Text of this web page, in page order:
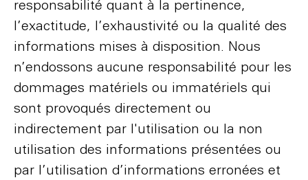
responsabilité quant à la pertinence,
l’exactitude, l’exhaustivité ou la qualité des
informations mises à disposition. Nous
n’endossons aucune responsabilité pour les
dommages matériels ou immatériels qui
sont provoqués directement ou
indirectement par l'utilisation ou la non
utilisation des informations présentées ou
par l’utilisation d’informations erronées et